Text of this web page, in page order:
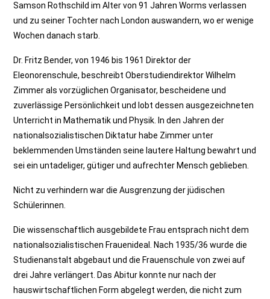
Samson Rothschild im Alter von 91 Jahren Worms verlassen
und zu seiner Tochter nach London auswandern, wo er wenige
Wochen danach starb.
Dr. Fritz Bender, von 1946 bis 1961 Direktor der
Eleonorenschule, beschreibt Oberstudiendirektor Wilhelm
Zimmer als vorzüglichen Organisator, bescheidene und
zuverlässige Persönlichkeit und lobt dessen ausgezeichneten
Unterricht in Mathematik und Physik. In den Jahren der
nationalsozialistischen Diktatur habe Zimmer unter
beklemmenden Umständen seine lautere Haltung bewahrt und
sei ein untadeliger, gütiger und aufrechter Mensch geblieben.
Nicht zu verhindern war die Ausgrenzung der jüdischen
Schülerinnen.
Die wissenschaftlich ausgebildete Frau entsprach nicht dem
nationalsozialistischen Frauenideal. Nach 1935/36 wurde die
Studienanstalt abgebaut und die Frauenschule von zwei auf
drei Jahre verlängert. Das Abitur konnte nur nach der
hauswirtschaftlichen Form abgelegt werden, die nicht zum